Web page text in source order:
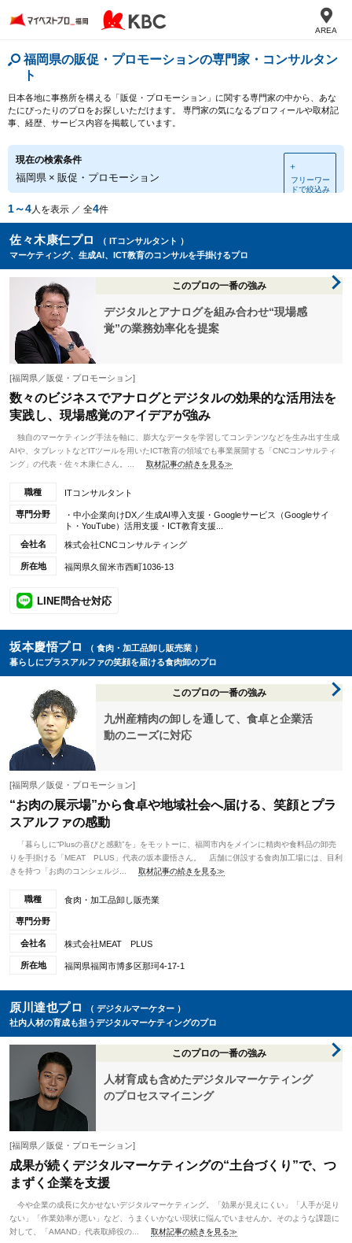
AREA
福岡県の販促・プロモーションの専門家・コンサルタン
ト
日本各地に事務所を構える「販促・プロモーション」に関する専門家の中から、あな
たにぴったりのプロをお探しいただけます。 専門家の気になるプロフィールや取材記
事、経歴、サービス内容を掲載しています。
現在の検索条件
福岡県 × 販促・プロモーション
＋
フリーワー
ドで絞込み
1～4人を表示 ／ 全4件
佐々木康仁プロ
（ ITコンサルタント ）
マーケティング、生成AI、ICT教育のコンサルを手掛けるプロ
このプロの一番の強み
デジタルとアナログを組み合わせ“現場感
覚”の業務効率化を提案
[福岡県／販促・プロモーション]
数々のビジネスでアナログとデジタルの効果的な活用法を
実践し、現場感覚のアイデアが強み
独自のマーケティング手法を軸に、膨大なデータを学習してコンテンツなどを生み出す生成
AIや、タブレットなどITツールを用いたICT教育の領域でも事業展開する「CNCコンサルティ
ング」の代表・佐々木康仁さん。...
取材記事の続きを見る≫
職種 ITコンサルタント
専門分野
・中小企業向けDX／生成AI導入支援・Googleサービス（Googleサイ
ト・YouTube）活用支援・ICT教育支援...
会社名
株式会社CNCコンサルティング
所在地 福岡県久留米市西町1036-13
LINE問合せ対応
坂本慶悟プロ
（ 食肉・加工品卸し販売業 ）
暮らしにプラスアルファの笑顔を届ける食肉卸のプロ
このプロの一番の強み
九州産精肉の卸しを通して、食卓と企業活
動のニーズに対応
[福岡県／販促・プロモーション]
“お肉の展示場”から食卓や地域社会へ届ける、笑顔とプラ
スアルファの感動
「暮らしに“Plusの喜びと感動”を」をモットーに、福岡市内をメインに精肉や食料品の卸売
りを手掛ける「MEAT PLUS」代表の坂本慶悟さん。 店舗に併設する食肉加工場には、目利
きを持つ「お肉のコンシェルジ...
取材記事の続きを見る≫
職種 食肉・加工品卸し販売業
専門分野
会社名 株式会社MEAT PLUS
所在地 福岡県福岡市博多区那珂4-17-1
原川達也プロ
（ デジタルマーケター ）
社内人材の育成も担うデジタルマーケティングのプロ
このプロの一番の強み
人材育成も含めたデジタルマーケティング
のプロセスマイニング
[福岡県／販促・プロモーション]
成果が続くデジタルマーケティングの“土台づくり”で、つ
まずく企業を支援
今や企業の成長に欠かせないデジタルマーケティング。「効果が見えにくい」「人手が足り
ない」「作業効率が悪い」など、うまくいかない現状に悩んでいませんか。そのような課題に
対して、「AMAND」代表取締役の...
取材記事の続きを見る≫